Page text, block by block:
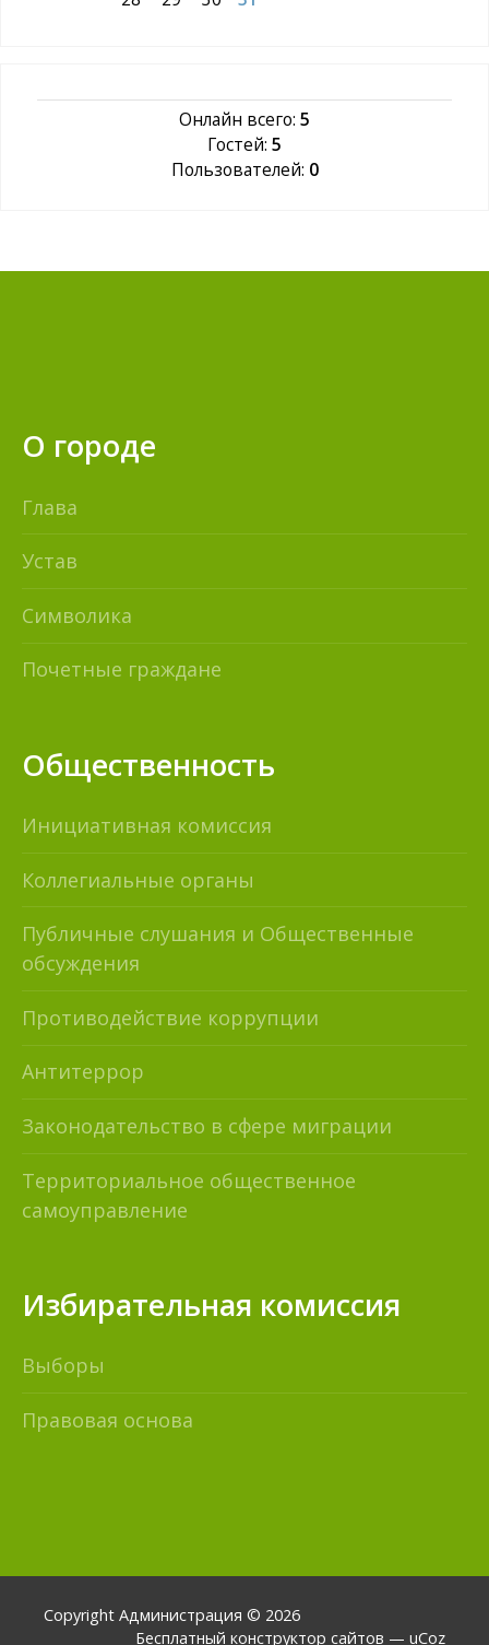
Онлайн всего: 5
Гостей: 5
Пользователей: 0
О городе
Глава
Устав
Символика
Почетные граждане
Общественность
Инициативная комиссия
Коллегиальные органы
Публичные слушания и Общественные
обсуждения
Противодействие коррупции
Антитеррор
Законодательство в сфере миграции
Территориальное общественное
самоуправление
Избирательная комиссия
Выборы
Правовая основа
Copyright Администрация © 2026
Бесплатный конструктор сайтов — uCoz